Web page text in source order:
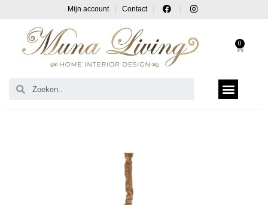
Mijn account Contact
0